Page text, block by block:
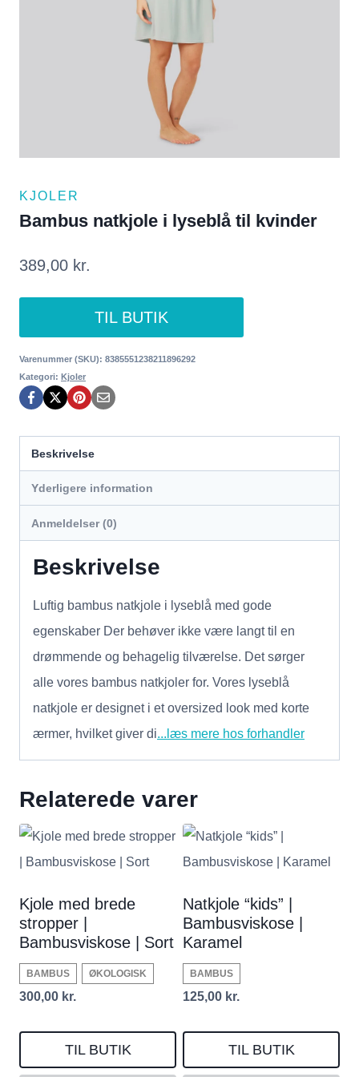
KJOLER
Bambus natkjole i lyseblå til kvinder
389,00 kr.
TIL BUTIK
Varenummer (SKU): 8385551238211896292
Kategori: Kjoler
Beskrivelse
Yderligere information
Anmeldelser (0)
Beskrivelse
Luftig bambus natkjole i lyseblå med gode
egenskaber Der behøver ikke være langt til en
drømmende og behagelig tilværelse. Det sørger
alle vores bambus natkjoler for. Vores lyseblå
natkjole er designet i et oversized look med korte
ærmer, hvilket giver di...læs mere hos forhandler
Relaterede varer
Kjole med brede
stropper |
Bambusviskose | Sort
BAMBUS ØKOLOGISK
300,00 kr.
TIL BUTIK
Natkjole “kids” |
Bambusviskose |
Karamel
BAMBUS
125,00 kr.
TIL BUTIK